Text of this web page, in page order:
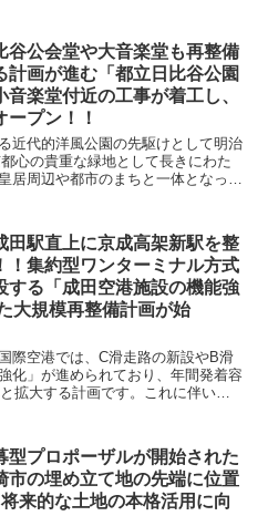
谷公会堂や大音楽堂も再整備
計画が進む「都立日比谷公園
楽堂付近の工事が着工し、
プン！！
近代的洋風公園の先駆けとして明治
心の貴重な緑地として長きにわた
居周辺や都市のまちと一体となった
田駅直上に京成高架新駅を整
！集約型ワンターミナル方式
する「成田空港施設の機能強
大規模再整備計画が始
際空港では、C滑走路の新設やB滑
化」が進められており、年間発着容
拡大する計画です。これに伴い、
型プロポーザルが開始された
市の埋め立て地の先端に位置
来的な土地の本格活用に向